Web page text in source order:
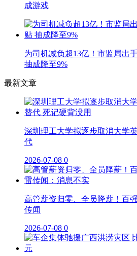
成游戏
为司机减负超13亿！市监局出
抽成降至9%
最新文章
深圳理工大学拟逐步取消大学
代
2026-07-08 0
高管薪资归零、全员降薪！百
传闻
2026-07-08 0